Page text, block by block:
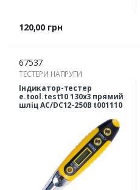
Ціна
120,00 грн
67537
ТЕСТЕРИ НАПРУГИ
Індикатор-тестер
e.tool.test10 130х3 прямий
шліц АС/DC12-250В t001110